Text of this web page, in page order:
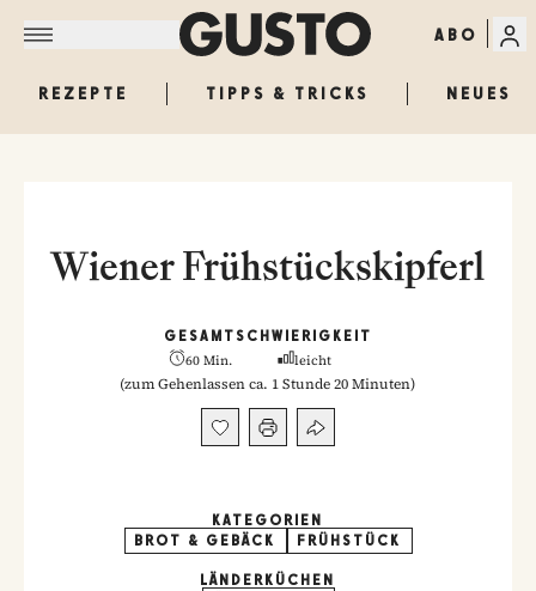
ABO
REZEPTE TIPPS & TRICKS NEUES
Wiener Frühstückskipferl
GESAMT
60 Min.
SCHWIERIGKEIT
leicht
(zum Gehenlassen ca. 1 Stunde 20 Minuten)
KATEGORIEN
BROT & GEBÄCK
FRÜHSTÜCK
LÄNDERKÜCHEN